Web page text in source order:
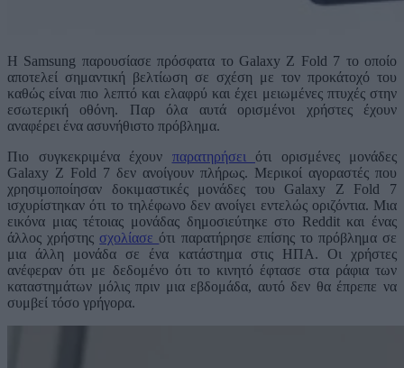
H Samsung παρουσίασε πρόσφατα το Galaxy Z Fold 7 το οποίο
αποτελεί σημαντική βελτίωση σε σχέση με τον προκάτοχό του
καθώς είναι πιο λεπτό και ελαφρύ και έχει μειωμένες πτυχές στην
εσωτερική οθόνη. Παρ όλα αυτά ορισμένοι χρήστες έχουν
αναφέρει ένα ασυνήθιστο πρόβλημα.
Πιο συγκεκριμένα έχουν παρατηρήσει ότι ορισμένες μονάδες
Galaxy Z Fold 7 δεν ανοίγουν πλήρως. Μερικοί αγοραστές που
χρησιμοποίησαν δοκιμαστικές μονάδες του Galaxy Z Fold 7
ισχυρίστηκαν ότι το τηλέφωνο δεν ανοίγει εντελώς οριζόντια. Μια
εικόνα μιας τέτοιας μονάδας δημοσιεύτηκε στο Reddit και ένας
άλλος χρήστης σχολίασε ότι παρατήρησε επίσης το πρόβλημα σε
μια άλλη μονάδα σε ένα κατάστημα στις ΗΠΑ. Οι χρήστες
ανέφεραν ότι με δεδομένο ότι το κινητό έφτασε στα ράφια των
καταστημάτων μόλις πριν μια εβδομάδα, αυτό δεν θα έπρεπε να
συμβεί τόσο γρήγορα.